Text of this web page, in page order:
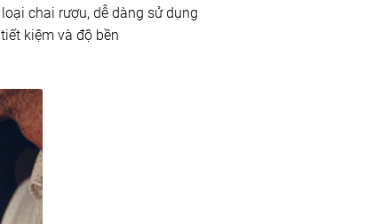
chai rượu, dễ dàng sử dụng
kiệm và độ bền